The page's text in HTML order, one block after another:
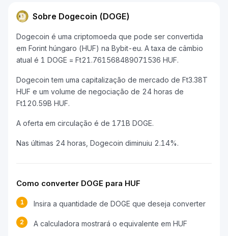
Sobre Dogecoin (DOGE)
Dogecoin é uma criptomoeda que pode ser convertida
em Forint húngaro (HUF) na Bybit-eu. A taxa de câmbio
atual é 1 DOGE = Ft21.761568489071536 HUF.
Dogecoin tem uma capitalização de mercado de Ft3.38T
HUF e um volume de negociação de 24 horas de
Ft120.59B HUF.
A oferta em circulação é de 171B DOGE.
Nas últimas 24 horas, Dogecoin diminuiu 2.14%.
Como converter DOGE para HUF
1 Insira a quantidade de DOGE que deseja converter
2 A calculadora mostrará o equivalente em HUF